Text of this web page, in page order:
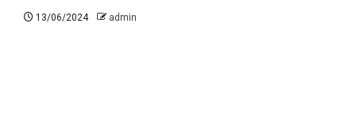
13/06/2024 admin